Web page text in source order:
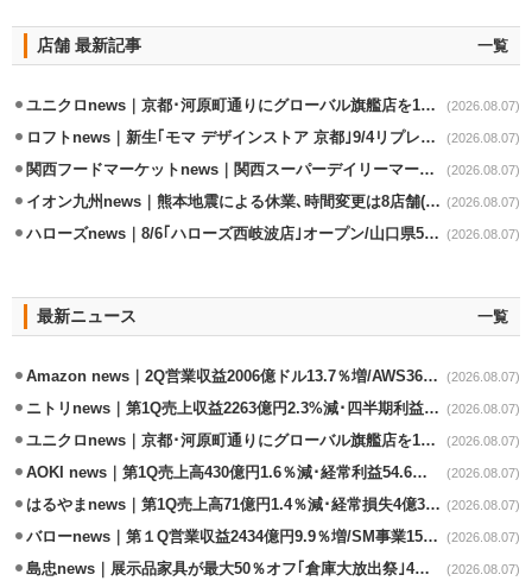
店舗 最新記事 一覧
ユニクロnews｜京都･河原町通りにグローバル旗艦店を11/6開設 (2026.08.07)
ロフトnews｜新生｢モマ デザインストア 京都｣9/4リプレイスオープン (2026.08.07)
関西フードマーケットnews｜関西スーパーデイリーマート蒲生店8/7改装 (2026.08.07)
イオン九州news｜熊本地震による休業､時間変更は8店舗(8/7時点) (2026.08.07)
ハローズnews｜8/6｢ハローズ西岐波店｣オープン/山口県5店舗目 (2026.08.07)
最新ニュース 一覧
Amazon news｜2Q営業収益2006億ドル13.7％増/AWS36.8％％増が貢献 (2026.08.07)
ニトリnews｜第1Q売上収益2263億円2.3%減･四半期利益1.4％減 (2026.08.07)
ユニクロnews｜京都･河原町通りにグローバル旗艦店を11/6開設 (2026.08.07)
AOKI news｜第1Q売上高430億円1.6％減･経常利益54.6％減 (2026.08.07)
はるやまnews｜第1Q売上高71億円1.4％減･経常損失4億3800万円 (2026.08.07)
バローnews｜第１Q営業収益2434億円9.9％増/SM事業15.5％増と絶好調 (2026.08.07)
島忠news｜展示品家具が最大50％オフ｢倉庫大放出祭｣4店舗限定で開催 (2026.08.07)